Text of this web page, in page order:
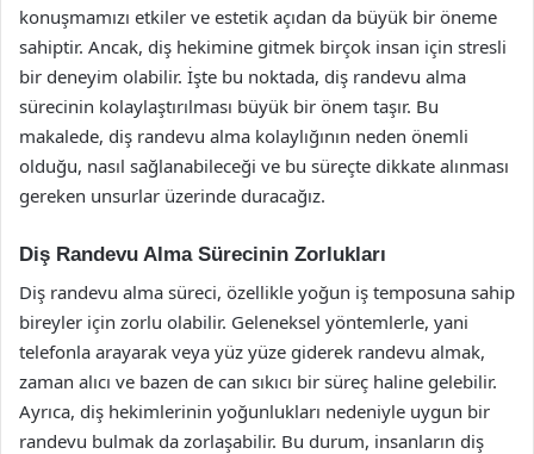
konuşmamızı etkiler ve estetik açıdan da büyük bir öneme
sahiptir. Ancak, diş hekimine gitmek birçok insan için stresli
bir deneyim olabilir. İşte bu noktada, diş randevu alma
sürecinin kolaylaştırılması büyük bir önem taşır. Bu
makalede, diş randevu alma kolaylığının neden önemli
olduğu, nasıl sağlanabileceği ve bu süreçte dikkate alınması
gereken unsurlar üzerinde duracağız.
Diş Randevu Alma Sürecinin Zorlukları
Diş randevu alma süreci, özellikle yoğun iş temposuna sahip
bireyler için zorlu olabilir. Geleneksel yöntemlerle, yani
telefonla arayarak veya yüz yüze giderek randevu almak,
zaman alıcı ve bazen de can sıkıcı bir süreç haline gelebilir.
Ayrıca, diş hekimlerinin yoğunlukları nedeniyle uygun bir
randevu bulmak da zorlaşabilir. Bu durum, insanların diş